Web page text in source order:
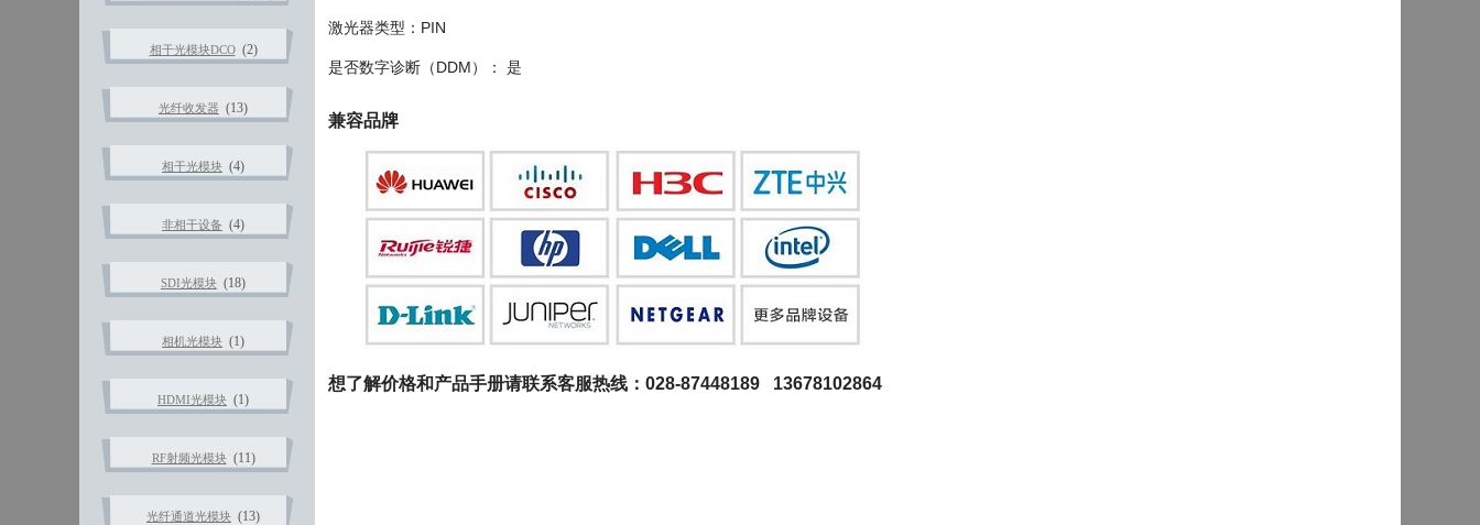
相干光模块DCO(2)
光纤收发器 (13)
相干光模块 (4)
非相干设备 (4)
SDI光模块 (18)
相机光模块 (1)
HDMI光模块 (1)
RF射频光模块(11)
光纤通道光模块 (13)
激光器类型：PIN
是否数字诊断（DDM）： 是
兼容品牌
想了解价格和产品手册请联系客服热线：028-87448189 13678102864